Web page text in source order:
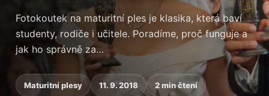
Fotokoutek na maturitní ples je klasika, která baví
studenty, rodiče i učitele. Poradíme, proč funguje a
jak ho správně za…
Maturitní plesy 11. 9. 2018 2 min čtení